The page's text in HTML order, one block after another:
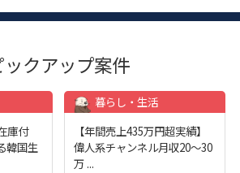
ックアップ案件
庫付
韓国生
暮らし・生活
【年間売上435万円超実績】
偉人系チャンネル月収20～30
万 ...